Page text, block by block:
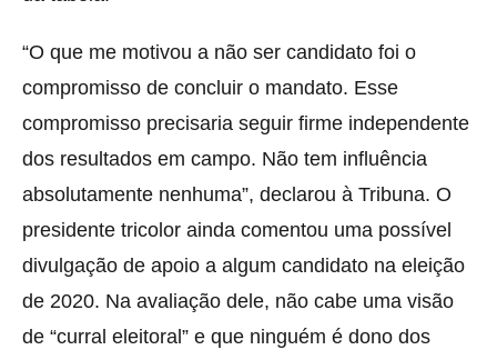
“O que me motivou a não ser candidato foi o
compromisso de concluir o mandato. Esse
compromisso precisaria seguir firme independente
dos resultados em campo. Não tem influência
absolutamente nenhuma”, declarou à Tribuna. O
presidente tricolor ainda comentou uma possível
divulgação de apoio a algum candidato na eleição
de 2020. Na avaliação dele, não cabe uma visão
de “curral eleitoral” e que ninguém é dono dos